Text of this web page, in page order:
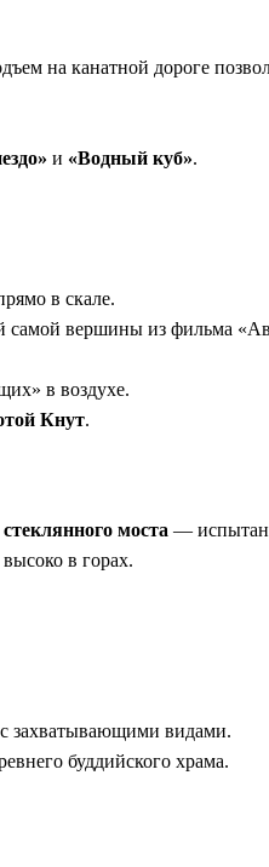
на канатной дороге
и «Водный куб».
в скале.
вершины из фильма
в воздухе.
Кнут.
стеклянного моста —
в горах.
захватывающими видами.
буддийского храма.